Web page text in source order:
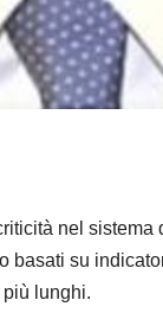
nel
basati su
lunghi.